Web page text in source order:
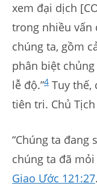
xem đại dịch
trong nhiều vấn
chúng ta, gồm
phân biệt
lễ độ.”4 Tuy thế,
tiên tri. Chủ
“Chúng ta đang
chúng ta đã
Giao Ước 121:27